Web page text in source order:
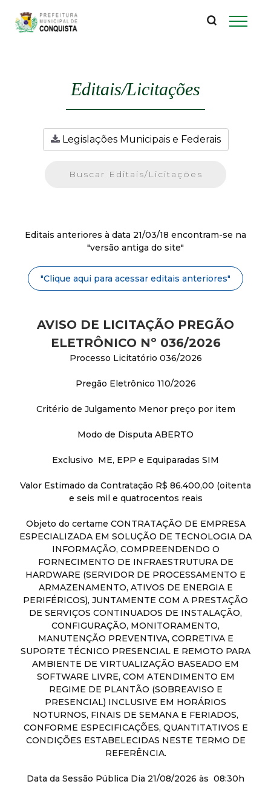
P
r
a
u
p
l
d
e
C
o
n
q
u
i
Editais/Licitações
Legislações Municipais e Federais
Editais anteriores à data 21/03/18 encontram-se na
"versão antiga do site"
"Clique aqui para acessar editais anteriores"
AVISO DE LICITAÇÃO PREGÃO
ELETRÔNICO Nº 036/2026
Processo Licitatório 036/2026
Pregão Eletrônico 110/2026
Critério de Julgamento Menor preço por item
Modo de Disputa ABERTO
Exclusivo ME, EPP e Equiparadas SIM
Valor Estimado da Contratação R$ 86.400,00 (oitenta
e seis mil e quatrocentos reais
Objeto do certame CONTRATAÇÃO DE EMPRESA
ESPECIALIZADA EM SOLUÇÃO DE TECNOLOGIA DA
INFORMAÇÃO, COMPREENDENDO O
FORNECIMENTO DE INFRAESTRUTURA DE
HARDWARE (SERVIDOR DE PROCESSAMENTO E
ARMAZENAMENTO, ATIVOS DE ENERGIA E
PERIFÉRICOS), JUNTAMENTE COM A PRESTAÇÃO
DE SERVIÇOS CONTINUADOS DE INSTALAÇÃO,
CONFIGURAÇÃO, MONITORAMENTO,
MANUTENÇÃO PREVENTIVA, CORRETIVA E
SUPORTE TÉCNICO PRESENCIAL E REMOTO PARA
AMBIENTE DE VIRTUALIZAÇÃO BASEADO EM
SOFTWARE LIVRE, COM ATENDIMENTO EM
REGIME DE PLANTÃO (SOBREAVISO E
PRESENCIAL) INCLUSIVE EM HORÁRIOS
NOTURNOS, FINAIS DE SEMANA E FERIADOS,
CONFORME ESPECIFICAÇÕES, QUANTITATIVOS E
CONDIÇÕES ESTABELECIDAS NESTE TERMO DE
REFERÊNCIA.
Data da Sessão Pública Dia 21/08/2026 às 08:30h